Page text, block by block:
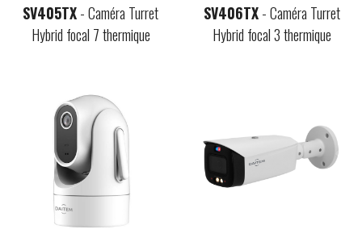
SV405TX- Caméra Turret
Hybrid focal 7 thermique
SV406TX- Caméra Turret
Hybrid focal 3 thermique